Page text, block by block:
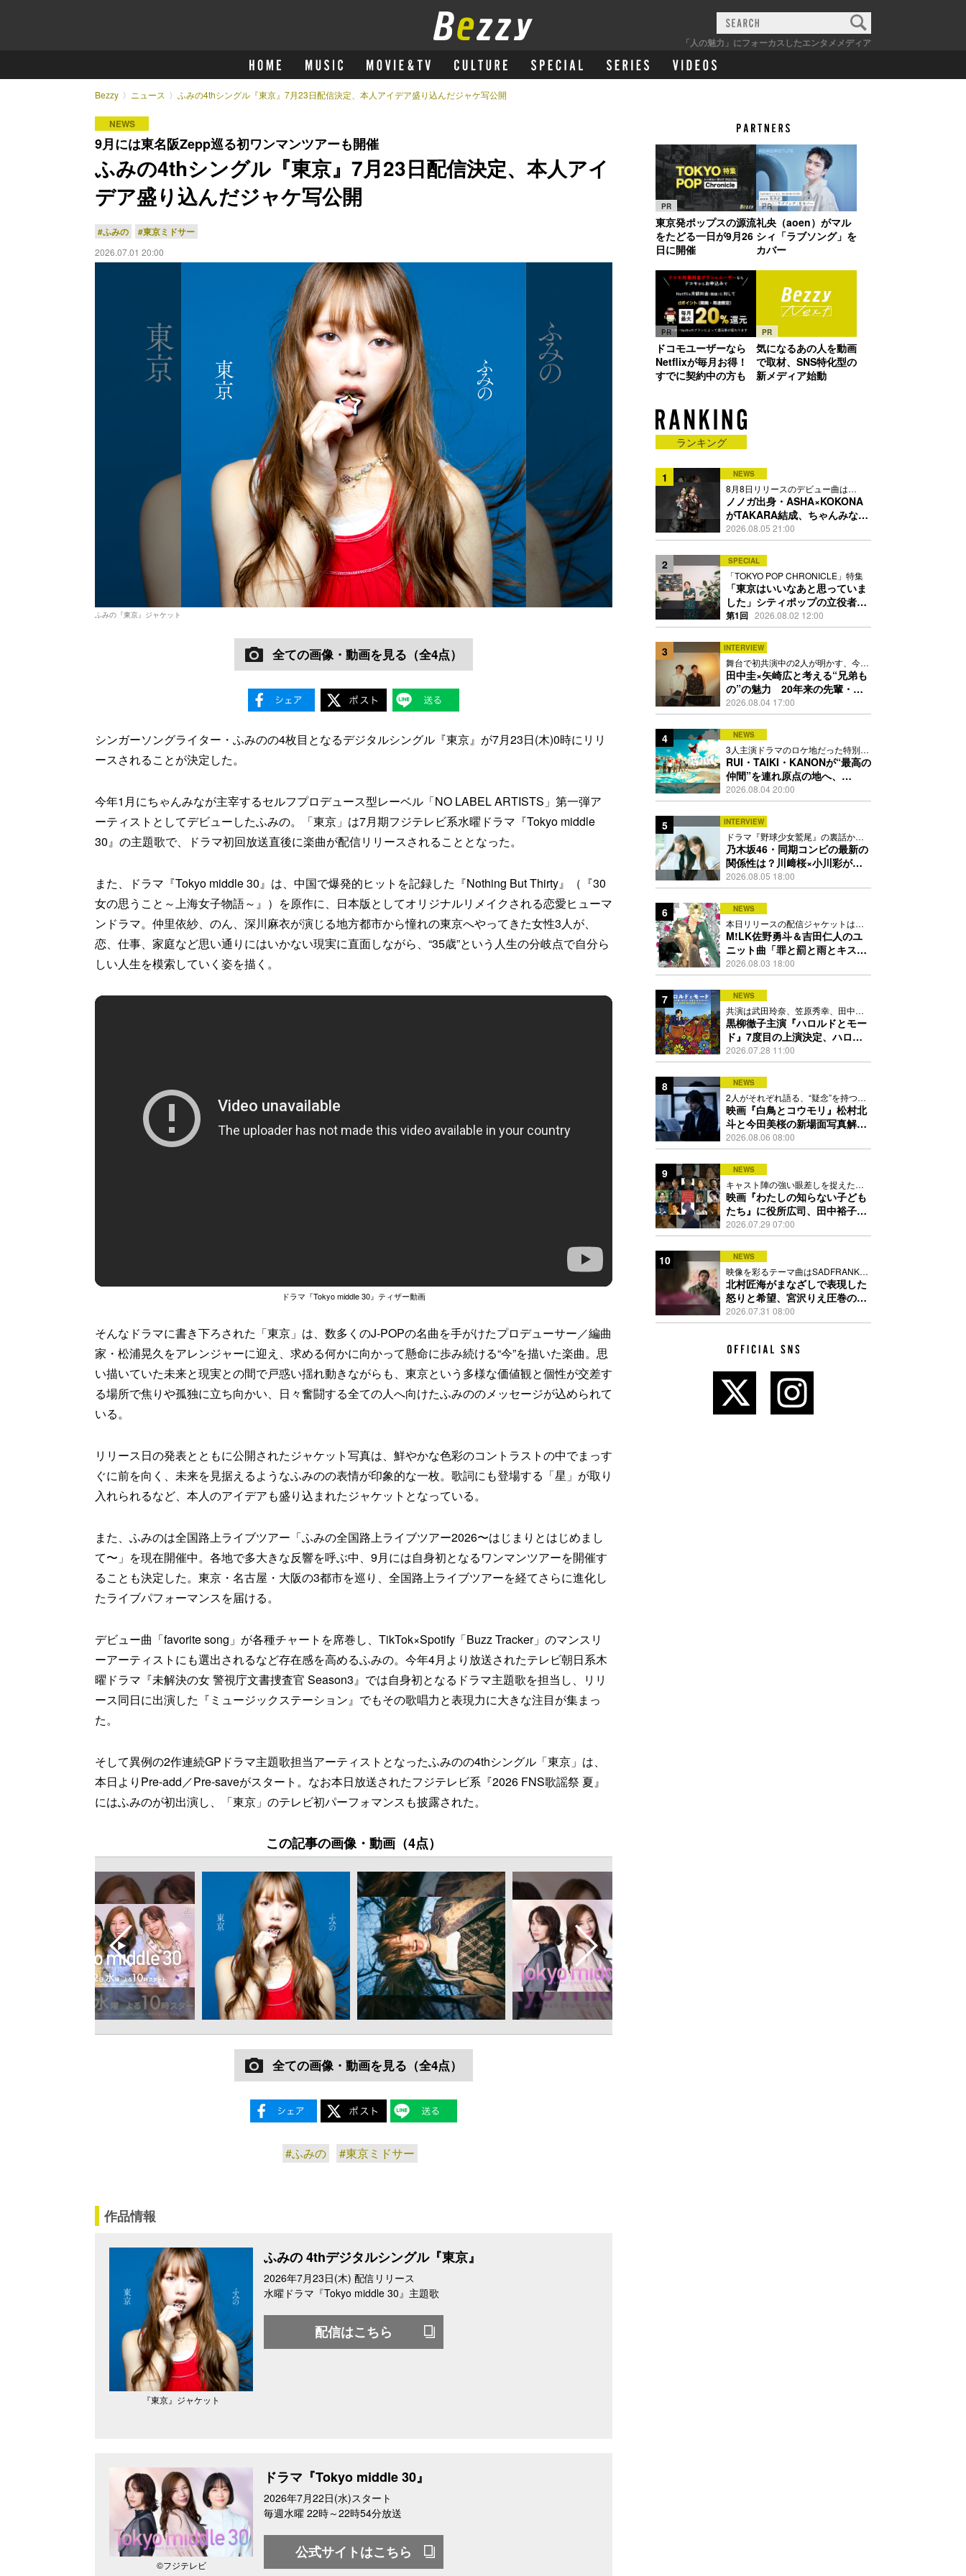
「人の魅力」にフォーカスしたエンタメメディア
Bezzy ニュース ふみの4thシングル『東京』7月23日配信決定、本人アイデア盛り込んだジャケ写公開
NEWS
9月には東名阪Zepp巡る初ワンマンツアーも開催
ふみの4thシングル『東京』7月23日配信決定、本人アイ
デア盛り込んだジャケ写公開
#ふみの #東京ミドサー
2026.07.01 20:00
ふみの『東京』ジャケット
全ての画像・動画を見る（全4点）
シンガーソングライター・ふみのの4枚目となるデジタルシングル『東京』が7月23日(木)0時にリリ
ースされることが決定した。
今年1月にちゃんみなが主宰するセルフプロデュース型レーベル「NO LABEL ARTISTS」第一弾ア
ーティストとしてデビューしたふみの。「東京」は7月期フジテレビ系水曜ドラマ『Tokyo middle
30』の主題歌で、ドラマ初回放送直後に楽曲が配信リリースされることとなった。
また、ドラマ『Tokyo middle 30』は、中国で爆発的ヒットを記録した『Nothing But Thirty』（『30
女の思うこと～上海女子物語～』）を原作に、日本版としてオリジナルリメイクされる恋愛ヒューマ
ンドラマ。仲里依紗、のん、深川麻衣が演じる地方都市から憧れの東京へやってきた女性3人が、
恋、仕事、家庭など思い通りにはいかない現実に直面しながら、“35歳”という人生の分岐点で自分ら
しい人生を模索していく姿を描く。
ドラマ『Tokyo middle 30』ティザー動画
そんなドラマに書き下ろされた「東京」は、数多くのJ-POPの名曲を手がけたプロデューサー／編曲
家・松浦晃久をアレンジャーに迎え、求める何かに向かって懸命に歩み続ける“今”を描いた楽曲。思
い描いていた未来と現実との間で戸惑い揺れ動きながらも、東京という多様な価値観と個性が交差す
る場所で焦りや孤独に立ち向かい、日々奮闘する全ての人へ向けたふみののメッセージが込められて
いる。
リリース日の発表とともに公開されたジャケット写真は、鮮やかな色彩のコントラストの中でまっす
ぐに前を向く、未来を見据えるようなふみのの表情が印象的な一枚。歌詞にも登場する「星」が取り
入れられるなど、本人のアイデアも盛り込まれたジャケットとなっている。
また、ふみのは全国路上ライブツアー「ふみの全国路上ライブツアー2026〜はじまりとはじめまし
て〜」を現在開催中。各地で多大きな反響を呼ぶ中、9月には自身初となるワンマンツアーを開催す
ることも決定した。東京・名古屋・大阪の3都市を巡り、全国路上ライブツアーを経てさらに進化し
たライブパフォーマンスを届ける。
デビュー曲「favorite song」が各種チャートを席巻し、TikTok×Spotify「Buzz Tracker」のマンスリ
ーアーティストにも選出されるなど存在感を高めるふみの。今年4月より放送されたテレビ朝日系木
曜ドラマ『未解決の女 警視庁文書捜査官 Season3』では自身初となるドラマ主題歌を担当し、リリ
ース同日に出演した『ミュージックステーション』でもその歌唱力と表現力に大きな注目が集まっ
た。
そして異例の2作連続GPドラマ主題歌担当アーティストとなったふみのの4thシングル「東京」は、
本日よりPre-add／Pre-saveがスタート。なお本日放送されたフジテレビ系『2026 FNS歌謡祭 夏』
にはふみのが初出演し、「東京」のテレビ初パーフォマンスも披露された。
この記事の画像・動画（4点）
全ての画像・動画を見る（全4点）
#ふみの #東京ミドサー
作品情報
『東京』ジャケット
ふみの 4thデジタルシングル『東京』
2026年7月23日(木) 配信リリース
水曜ドラマ『Tokyo middle 30』主題歌
配信はこちら
©︎フジテレビ
ドラマ『Tokyo middle 30』
2026年7月22日(水)スタート
毎週水曜 22時～22時54分放送
公式サイトはこちら
PR
東京発ポップスの源流
をたどる一日が9月26
日に開催
PR
礼央（aoen）がマル
シィ「ラブソング」を
カバー
PR
ドコモユーザーなら
Netflixが毎月お得！
すでに契約中の方も
PR
気になるあの人を動画
で取材、SNS特化型の
新メディア始動
ランキング
1 NEWS
8月8日リリースのデビュー曲は
「Time is money」
ノノガ出身・ASHA×KOKONA
がTAKARA結成、ちゃんみな主
宰レーベル第2弾アーティスト
に
2026.08.05 21:00
2 SPECIAL
「TOKYO POP CHRONICLE」特集
「東京はいいなあと思っていま
した」シティポップの立役者・
伊藤銀次の名曲回想録
第1回 2026.08.02 12:00
3 INTERVIEW
舞台で初共演中の2人が明かす、今の
自分をつくる恩人の存在
田中圭×矢崎広と考える“兄弟も
の”の魅力 20年来の先輩・後
輩が初めて見つけた互いの共通
点とは
2026.08.04 17:00
4 NEWS
3人主演ドラマのロケ地だった特別な
場所で撮影を敢行
RUI・TAIKI・KANONが“最高の
仲間”を連れ原点の地へ、
STARGLOW「GOTH」ダンス
映像公開
2026.08.04 20:00
5 INTERVIEW
ドラマ『野球少女鷲尾』の裏話から
隠れた素顔にたっぷり迫る
乃木坂46・同期コンビの最新の
関係性は？川﨑桜×小川彩が明
かす互いの推しポイント
2026.08.05 18:00
6 NEWS
本日リリースの配信ジャケットは
PEACH-PITが描き下ろし
M!LK佐野勇斗＆吉田仁人のユ
ニット曲「罪と罰と雨とキス」
MV公開、2人が霧雨と共に舞い
踊る
2026.08.03 18:00
7 NEWS
共演は武田玲奈、笠原秀幸、田中要
次、井川遥
黒柳徹子主演『ハロルドとモー
ド』7度目の上演決定、ハロル
ド役はKEY TO LIT岩﨑大昇
2026.07.28 11:00
8 NEWS
2人がそれぞれ語る、“疑念”を持つこ
との苦しさとは
映画『白鳥とコウモリ』松村北
斗と今田美桜の新場面写真解
禁、事件前後で一変する表情捉
えた全4点
2026.08.06 08:00
9 NEWS
キャスト陣の強い眼差しを捉えたポ
スター、本予告も解禁
映画『わたしの知らない子ども
たち』に役所広司、田中裕子、
岡田准一、吉田羊、坂東龍汰ら
13人
2026.07.29 07:00
10 NEWS
映像を彩るテーマ曲はSADFRANKが
歌う「愛の讃歌」カバー
北村匠海がまなざしで表現した
怒りと希望、宮沢りえ圧巻の演
技が光る『しびれ』90秒予告解
禁
2026.07.31 08:00